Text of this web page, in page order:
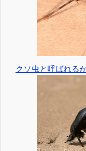
クソ虫と呼ばれる